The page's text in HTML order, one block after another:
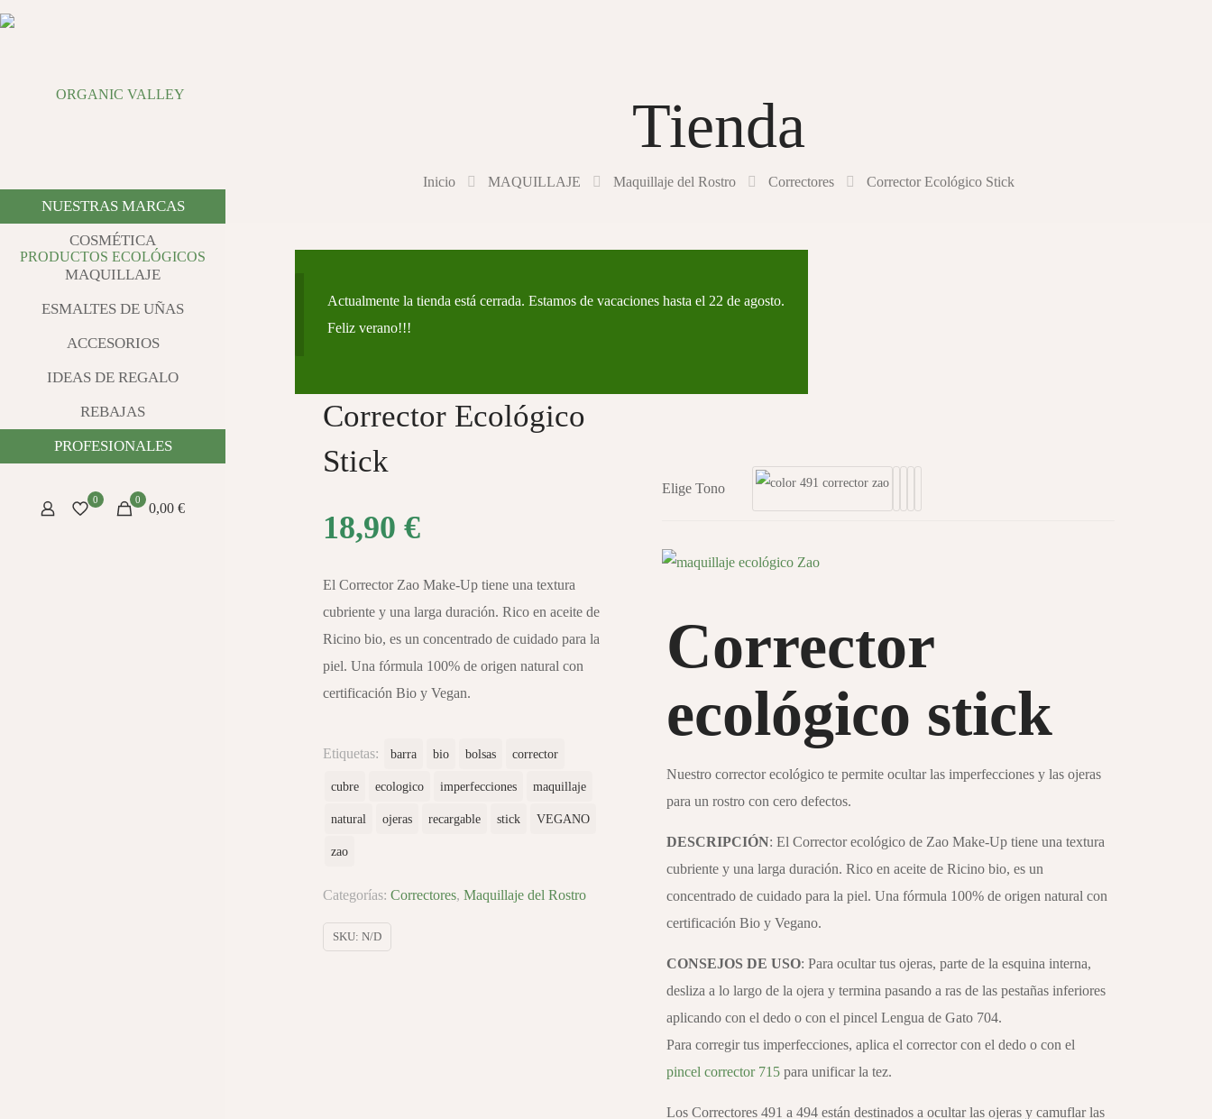
NUESTRAS MARCAS
COSMÉTICA
MAQUILLAJE
ESMALTES DE UÑAS
ACCESORIOS
IDEAS DE REGALO
REBAJAS
PROFESIONALES
0 0
0,00 €
Tienda
Inicio MAQUILLAJE Maquillaje del Rostro Correctores Corrector Ecológico Stick
Actualmente la tienda está cerrada. Estamos de vacaciones hasta el 22 de agosto.
Feliz verano!!!
Corrector Ecológico
Stick
18,90 €
El Corrector Zao Make-Up tiene una textura
cubriente y una larga duración. Rico en aceite de
Ricino bio, es un concentrado de cuidado para la
piel. Una fórmula 100% de origen natural con
certificación Bio y Vegan.
Etiquetas: barra bio bolsas corrector
cubre ecologico imperfecciones maquillaje
natural ojeras recargable stick VEGANO
zao
Categorías: Correctores, Maquillaje del Rostro
SKU: N/D
Elige Tono
Corrector
ecológico stick
Nuestro corrector ecológico te permite ocultar las imperfecciones y las ojeras
para un rostro con cero defectos.
DESCRIPCIÓN: El Corrector ecológico de Zao Make-Up tiene una textura
cubriente y una larga duración. Rico en aceite de Ricino bio, es un
concentrado de cuidado para la piel. Una fórmula 100% de origen natural con
certificación Bio y Vegano.
CONSEJOS DE USO: Para ocultar tus ojeras, parte de la esquina interna,
desliza a lo largo de la ojera y termina pasando a ras de las pestañas inferiores
aplicando con el dedo o con el pincel Lengua de Gato 704.
Para corregir tus imperfecciones, aplica el corrector con el dedo o con el
pincel corrector 715para unificar la tez.
Los Correctores 491 a 494 están destinados a ocultar las ojeras y camuflar las